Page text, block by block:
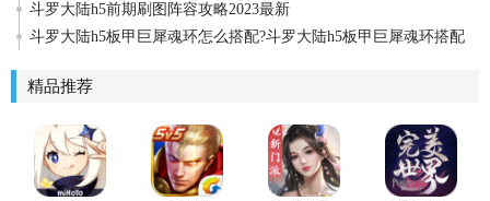
斗罗大陆h5前期刷图阵容攻略2023最新
斗罗大陆h5板甲巨犀魂环怎么搭配?斗罗大陆h5板甲巨犀魂环搭配
精品推荐